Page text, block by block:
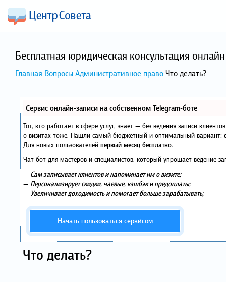
Бесплатная юридическая консультация
Главная ВопросыАдминистративное правоЧто делать?
Сервис онлайн-записи на собственном Telegram-боте
Тот, кто работает в сфере услуг, знает — без ведения записи
о визитах тоже. Нашли самый бюджетный и оптимальный вариант:
Для новых пользователей первый месяц бесплатно.
Чат-бот для мастеров и специалистов, который упрощает ведение
— Сам записывает клиентов и напоминает им о визите;
— Персонализирует скидки, чаевые, кэшбэк и предоплаты;
— Увеличивает доходимость и помогает больше зарабатывать;
Начать пользоваться сервисом
Что делать?